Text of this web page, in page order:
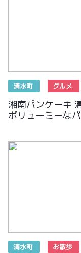
清水町 グルメ
湘南パンケーキ
ボリューミーな
清水町 お散歩